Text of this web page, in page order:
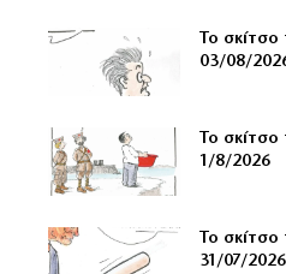
Το σκίτσο
03/08/
Το
1/8/2026
Το σκίτσο
31/07/2026